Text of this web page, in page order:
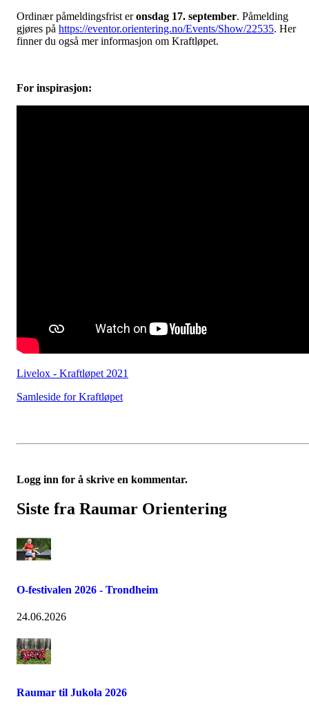
Ordinær påmeldingsfrist eronsdag 17. september. Påmelding
gjøres på https://eventor.orientering.no/Events/Show/22535. Her
finner du også mer informasjon om Kraftløpet.
For inspirasjon:
Livelox - Kraftløpet 2021
Samleside for Kraftløpet
Logg inn for å skrive en kommentar.
Siste fra Raumar Orientering
O-festivalen 2026 - Trondheim
24.06.2026
Raumar til Jukola 2026